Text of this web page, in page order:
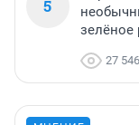
5
зелёное
27 546